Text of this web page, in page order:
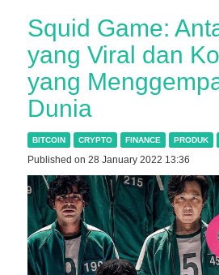
Squid Game:
yang Viral dan
yang
Dunia
BITCOIN CRYPTO FINANCE PRODUK
Published on 28 January 2022 13:36